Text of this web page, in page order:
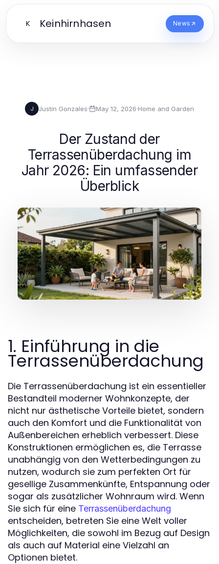
K Keinhirnhasen News
J Justin Gonzales· May 12, 2026·Home and Garden
Der Zustand der
Terrassenüberdachung im
Jahr 2026: Ein umfassender
Überblick
1. Einführung in die
Terrassenüberdachung
Die Terrassenüberdachung ist ein essentieller
Bestandteil moderner Wohnkonzepte, der
nicht nur ästhetische Vorteile bietet, sondern
auch den Komfort und die Funktionalität von
Außenbereichen erheblich verbessert. Diese
Konstruktionen ermöglichen es, die Terrasse
unabhängig von den Wetterbedingungen zu
nutzen, wodurch sie zum perfekten Ort für
gesellige Zusammenkünfte, Entspannung oder
sogar als zusätzlicher Wohnraum wird. Wenn
Sie sich für eine Terrassenüberdachung
entscheiden, betreten Sie eine Welt voller
Möglichkeiten, die sowohl im Bezug auf Design
als auch auf Material eine Vielzahl an
Optionen bietet.